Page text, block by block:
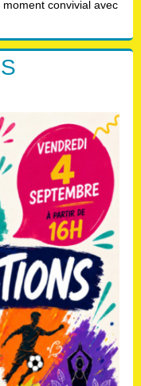
convivial avec